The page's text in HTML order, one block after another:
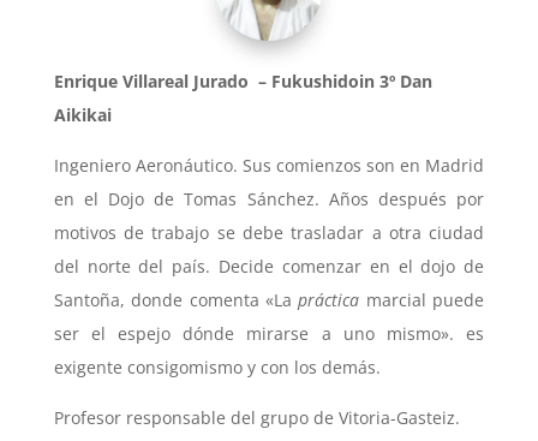
Enrique Villareal Jurado – Fukushidoin 3º Dan
Aikikai
Ingeniero Aeronáutico. Sus comienzos son en Madrid
en el Dojo de Tomas Sánchez. Años después por
motivos de trabajo se debe trasladar a otra ciudad
del norte del país. Decide comenzar en el dojo de
Santoña, donde comenta «Lapráctica marcial puede
ser el espejo dónde mirarse a uno mismo». es
exigente consigomismo y con los demás.
Profesor responsable del grupo de Vitoria-Gasteiz.